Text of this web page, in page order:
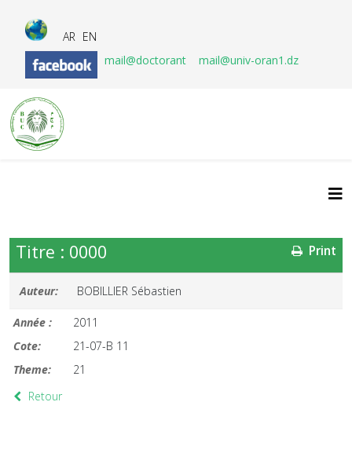
AR EN
mail@doctorant
mail@univ-oran1.dz
Print
Titre : 0000
Auteur: BOBILLIER Sébastien
Année :
2011
Cote:
21-07-B 11
Theme:
21
Retour